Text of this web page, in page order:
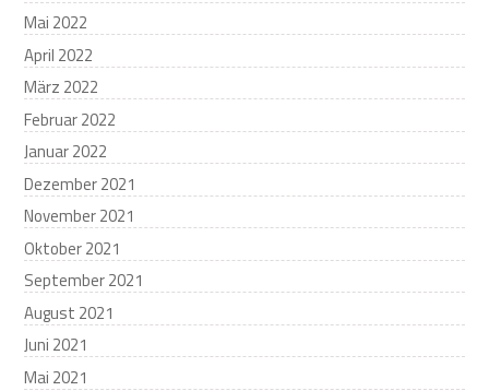
Mai 2022
April 2022
März 2022
Februar 2022
Januar 2022
Dezember 2021
November 2021
Oktober 2021
September 2021
August 2021
Juni 2021
Mai 2021